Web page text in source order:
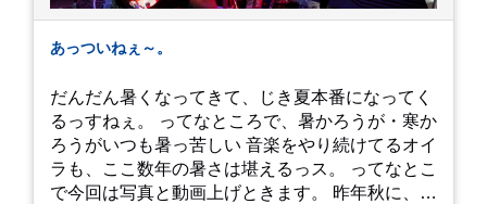
あっついねぇ～。
だんだん暑くなってきて、じき夏本番になってく
るっすねぇ。 ってなところで、暑かろうが・寒か
ろうがいつも暑っ苦しい 音楽をやり続けてるオイ
ラも、ここ数年の暑さは堪えるっス。 ってなとこ
で今回は写真と動画上げときます。 昨年秋に、娘